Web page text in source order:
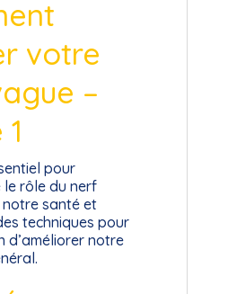
votre
–
pour
le rôle du nerf
santé et
techniques pour
d’améliorer notre